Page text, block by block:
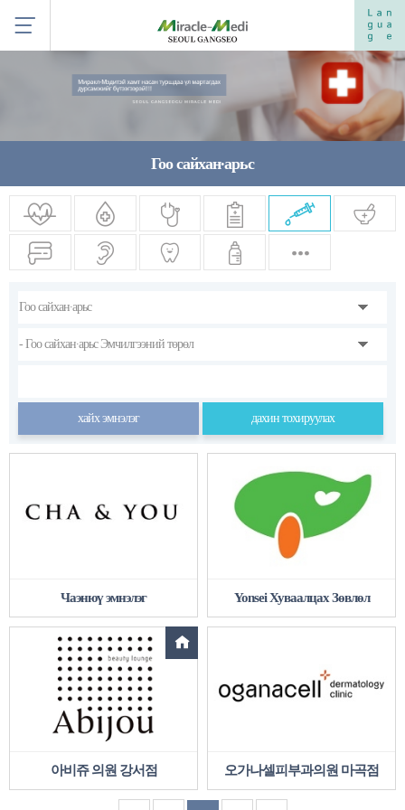
Гоо сайхан∙арьс
хайх эмнэлэг дахин тохируулах
Чаэнюү эмнэлэг Yonsei Хуваалцах Зөвлөл
아비쥬 의원 강서점 오가나셀피부과의원 마곡점